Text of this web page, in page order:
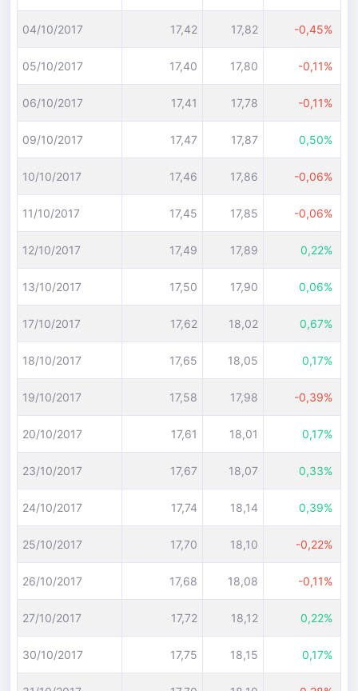
04/10/2017 17,42 17,82 -0,45%
05/10/2017 17,40 17,80 -0,11%
06/10/2017 17,41 17,78 -0,11%
09/10/2017 17,47 17,87 0,50%
10/10/2017 17,46 17,86 -0,06%
11/10/2017 17,45 17,85 -0,06%
12/10/2017 17,49 17,89 0,22%
13/10/2017 17,50 17,90 0,06%
17/10/2017 17,62 18,02 0,67%
18/10/2017 17,65 18,05 0,17%
19/10/2017 17,58 17,98 -0,39%
20/10/2017 17,61 18,01 0,17%
23/10/2017 17,67 18,07 0,33%
24/10/2017 17,74 18,14 0,39%
25/10/2017 17,70 18,10 -0,22%
26/10/2017 17,68 18,08 -0,11%
27/10/2017 17,72 18,12 0,22%
30/10/2017 17,75 18,15 0,17%